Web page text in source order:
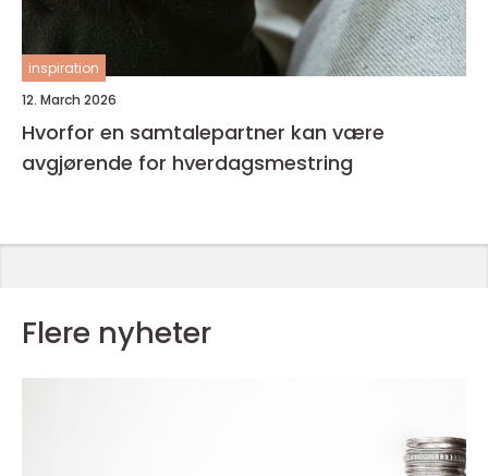
inspiration
12. March 2026
Hvorfor en samtalepartner kan være
avgjørende for hverdagsmestring
Flere nyheter